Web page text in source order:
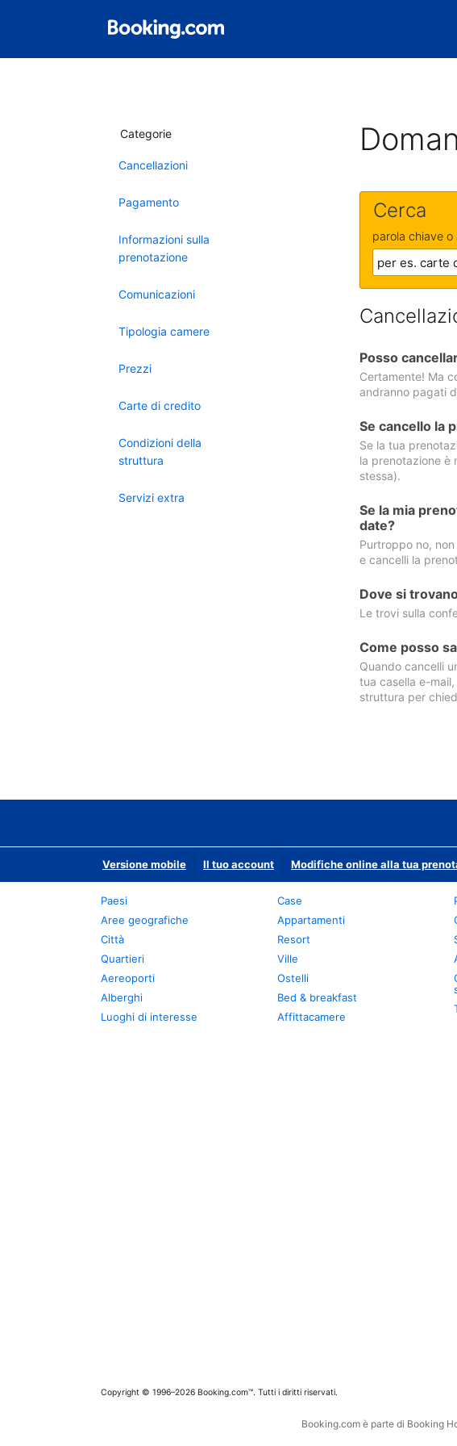
Categorie
Cancellazioni
Pagamento
Informazioni sulla
prenotazione
Comunicazioni
Tipologia camere
Prezzi
Carte di credito
Condizioni della
struttura
Servizi extra
Cerca
parola chiave o
Posso
Certamente! Ma
andranno pagati
Se cancello la
Se la tua
la prenotazione è
stessa).
Se la mia
date?
Purtroppo no,
e cancelli la
Dove si
Le trovi sulla
Come posso
Quando cancelli
tua casella e-
struttura per
Versione mobile Il tuo account Modifiche online alla tua
Paesi
Aree geografiche
Città
Quartieri
Aereoporti
Alberghi
Luoghi di interesse
Case
Appartamenti
Resort
Ville
Ostelli
Bed & breakfast
Affittacamere
Copyright © 1996–2026 Booking.com™. Tutti i diritti riservati.
Booking.com è parte di Booking